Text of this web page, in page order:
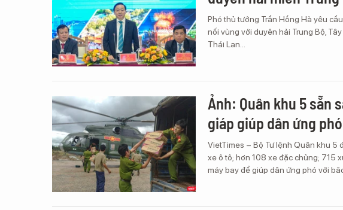
Phó thủ tướng Trần Hồng Hà yêu
nối vùng với duyên hải Trung Bộ,
Thái Lan…
Ảnh: Quân khu 5 sẵn
giáp giúp dân ứng
VietTimes – Bộ Tư lệnh Quân khu 5
xe ô tô; hơn 108 xe đặc chủng; 715
máy bay để giúp dân ứng phó với